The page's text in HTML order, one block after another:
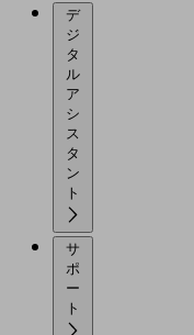
デ
ジ
タ
ル
ア
シ
ス
タ
ン
サ
ポ
ー